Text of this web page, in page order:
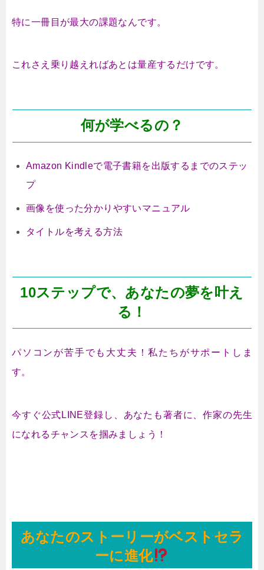
特に一冊目が最大の課題なんです。
これさえ乗り越えればあとは量産するだけです。
何が学べるの？
Amazon Kindleで電子書籍を出版するまでのステッ
プ
画像を使った分かりやすいマニュアル
タイトルを考える方法
10ステップで、あなたの夢を叶え
る！
パソコンが苦手でも大丈夫！私たちがサポートしま
す。
今すぐ公式LINE登録し、あなたも著者に、作家の先生
になれるチャンスを掴みましょう！
あなたのストーリーがベストセラ
ーに進化